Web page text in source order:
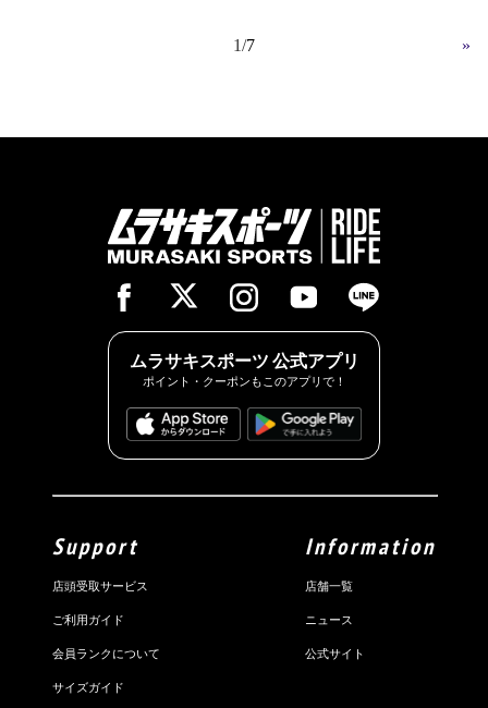
1 »
7
ムラサキスポーツ 公式アプリ
ポイント・クーポンもこのアプリで！
Support
店頭受取サービス
ご利用ガイド
会員ランクについて
サイズガイド
Information
店舗一覧
ニュース
公式サイト